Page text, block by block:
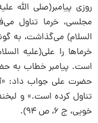
روزی پیامبر(صلی الله
مجلسی، خرما تناول
السلام) می‌گذاشت، به
خرماها را علی‌(علیه
است. پیامبر خطاب به
حضرت علی جواب داد:
تناول کرده است.» و
خویی، ج ۶، ص ۹۴).